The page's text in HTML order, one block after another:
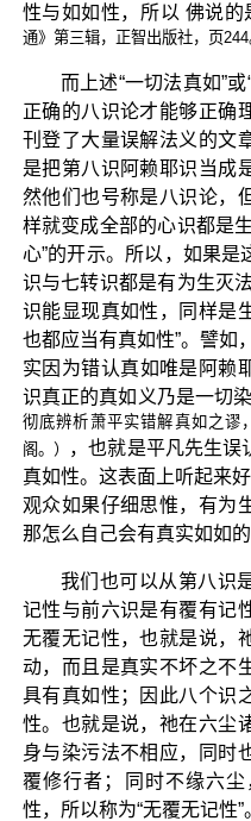
性与如如性，所以 佛说的
通》第三辑，正智出版社，页244
而上述“一切法真如”
正确的八识论才能够正确
刊登了大量误解法义的文
是把第八识阿赖耶识当成
然他们也号称是八识论，
样就变成全部的心识都是
心”的开示。所以，如果是
识与七转识都是有为生灭
识能显现真如性，同样是
也都应当有真如性”。譬如
实因为错认真如唯是阿
识真正的真如义乃是一切
彻底辨析萧平实错解真如之谬
阁。）
，也就是平凡先生误
真如性。这表面上听起来
观众如果仔细思惟，有为
那怎么自己会有真实如如的
我们也可以从第八识
记性与前六识是有覆有记
无覆无记性，也就是说，
动，而且是真实不坏之不
具有真如性；因此八个识
性。也就是说，祂在六尘
身与染污法不相应，同时
覆修行者；同时不缘六
性，所以称为“无覆无记性